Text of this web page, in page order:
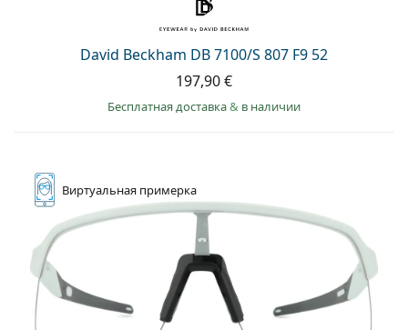
David Beckham DB 7100/S 807 F9 52
197,90 €
Бесплатная доставка& в наличии
Виртуальная примерка